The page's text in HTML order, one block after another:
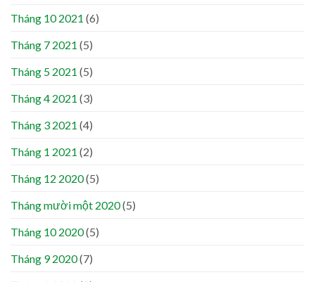
Tháng 10 2021 (6)
Tháng 7 2021 (5)
Tháng 5 2021 (5)
Tháng 4 2021 (3)
Tháng 3 2021 (4)
Tháng 1 2021 (2)
Tháng 12 2020(5)
Tháng mười một 2020(5)
Tháng 10 2020(5)
Tháng 9 2020(7)